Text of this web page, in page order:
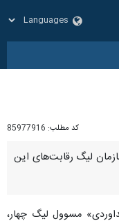
کد مطلب: 85977916